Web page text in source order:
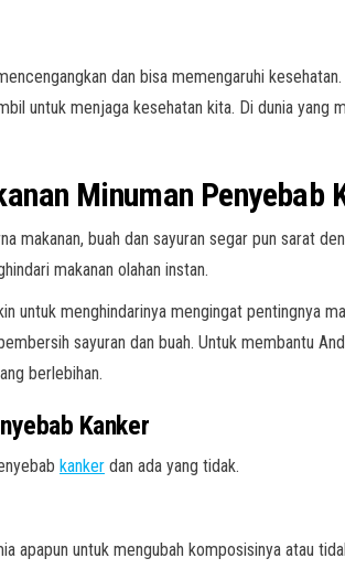
dan bisa memengaruhi
untuk menjaga kesehatan kita. Di dunia
Minuman Penyebab
makanan, buah dan sayuran segar pun sarat
makanan olahan instan.
untuk menghindarinya mengingat pentingnya
sayuran dan buah. Untuk membantu
berlebihan.
Kanker
kanker dan ada yang tidak.
apapun untuk mengubah komposisinya atau